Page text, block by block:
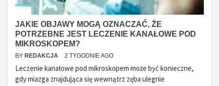
JAKIE OBJAWY MOGĄ OZNACZAĆ, ŻE
POTRZEBNE JEST LECZENIE KANAŁOWE POD
MIKROSKOPEM?
BY REDAKCJA 2 TYGODNIE AGO
Leczenie kanałowe pod mikroskopem może być konieczne,
gdy miazga znajdująca się wewnątrz zęba ulegnie